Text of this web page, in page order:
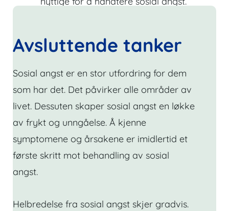
Avsluttende tanker
Sosial angst er en stor utfordring for dem
som har det. Det påvirker alle områder av
livet. Dessuten skaper sosial angst en løkke
av frykt og unngåelse. Å kjenne
symptomene og årsakene er imidlertid et
første skritt mot behandling av sosial
angst.
Helbredelse fra sosial angst skjer gradvis.